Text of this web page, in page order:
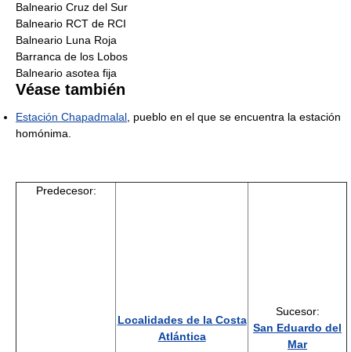
Balneario Cruz del Sur
Balneario RCT de RCI
Balneario Luna Roja
Barranca de los Lobos
Balneario asotea fija
Véase también
Estación Chapadmalal , pueblo en el que se encuentra la estación
homónima.
Predecesor:
Localidades de la Costa
Atlántica
Sucesor:
San Eduardo del
Mar